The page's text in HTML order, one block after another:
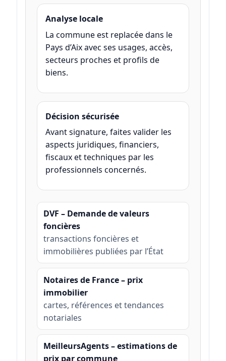
Analyse locale
La commune est replacée dans le
Pays d’Aix avec ses usages, accès,
secteurs proches et profils de
biens.
Décision sécurisée
Avant signature, faites valider les
aspects juridiques, financiers,
fiscaux et techniques par les
professionnels concernés.
DVF – Demande de valeurs
foncières
transactions foncières et
immobilières publiées par l’État
Notaires de France – prix
immobilier
cartes, références et tendances
notariales
MeilleursAgents – estimations de
prix par commune